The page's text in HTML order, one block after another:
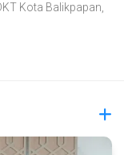
Kota Balikpapan,